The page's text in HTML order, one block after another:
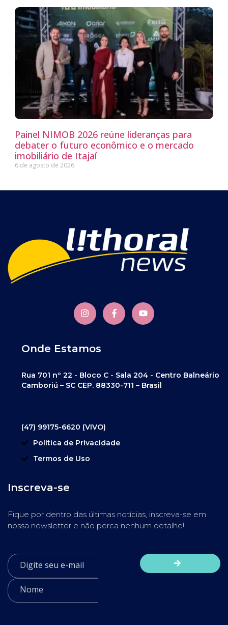
Painel NIMOB 2026 reúne lideranças para
debater o futuro econômico e o mercado
imobiliário de Itajaí
6 de agosto de 2026
Onde Estamos
Rua 701 nº 22 - Bloco C - Sala 204 - Centro Balneário
Camboriú – SC CEP. 88330-711 – Brasil
(47) 99175-6620 (VIVO)
Política de Privacidade
Termos de Uso
Inscreva-se
Fique por dentro das últimas notícias, inscreva-se em
nossa newsletter e não perca nenhum detalhe!